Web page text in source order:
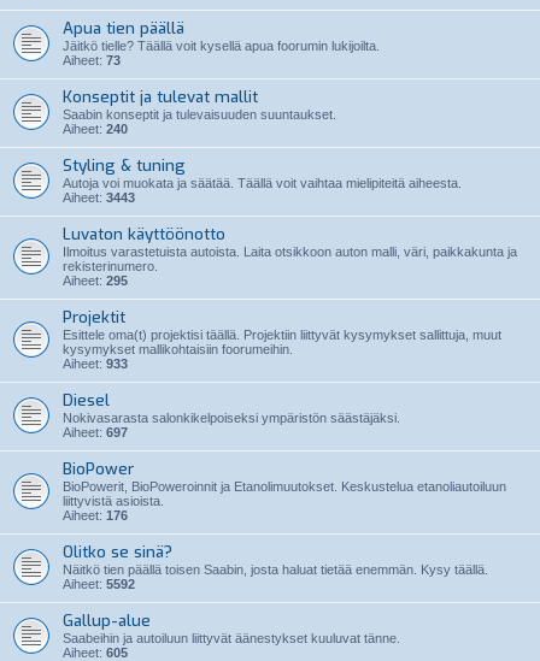
Apua tien päällä
Jäitkö tielle? Täällä voit kysellä apua foorumin lukijoilta.
Aiheet: 73
Konseptit ja tulevat mallit
Saabin konseptit ja tulevaisuuden suuntaukset.
Aiheet: 240
Styling & tuning
Autoja voi muokata ja säätää. Täällä voit vaihtaa mielipiteitä aiheesta.
Aiheet: 3443
Luvaton käyttöönotto
Ilmoitus varastetuista autoista. Laita otsikkoon auton malli, väri, paikkakunta ja
rekisterinumero.
Aiheet: 295
Projektit
Esittele oma(t) projektisi täällä. Projektiin liittyvät kysymykset sallittuja, muut
kysymykset mallikohtaisiin foorumeihin.
Aiheet: 933
Diesel
Nokivasarasta salonkikelpoiseksi ympäristön säästäjäksi.
Aiheet: 697
BioPower
BioPowerit, BioPoweroinnit ja Etanolimuutokset. Keskustelua etanoliautoiluun
liittyvistä asioista.
Aiheet: 176
Olitko se sinä?
Näitkö tien päällä toisen Saabin, josta haluat tietää enemmän. Kysy täällä.
Aiheet: 5592
Gallup-alue
Saabeihin ja autoiluun liittyvät äänestykset kuuluvat tänne.
Aiheet: 605